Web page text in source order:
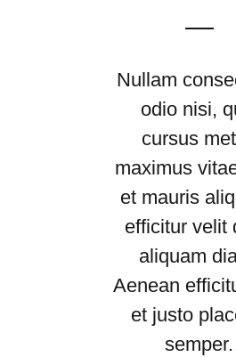
Nullam
odio nisi,
cursus
maximus
et mauris
efficitur velit
aliquam
Aenean
et justo
semper.